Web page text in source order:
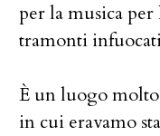
per la musica
tramonti
È un luogo
in cui eravamo